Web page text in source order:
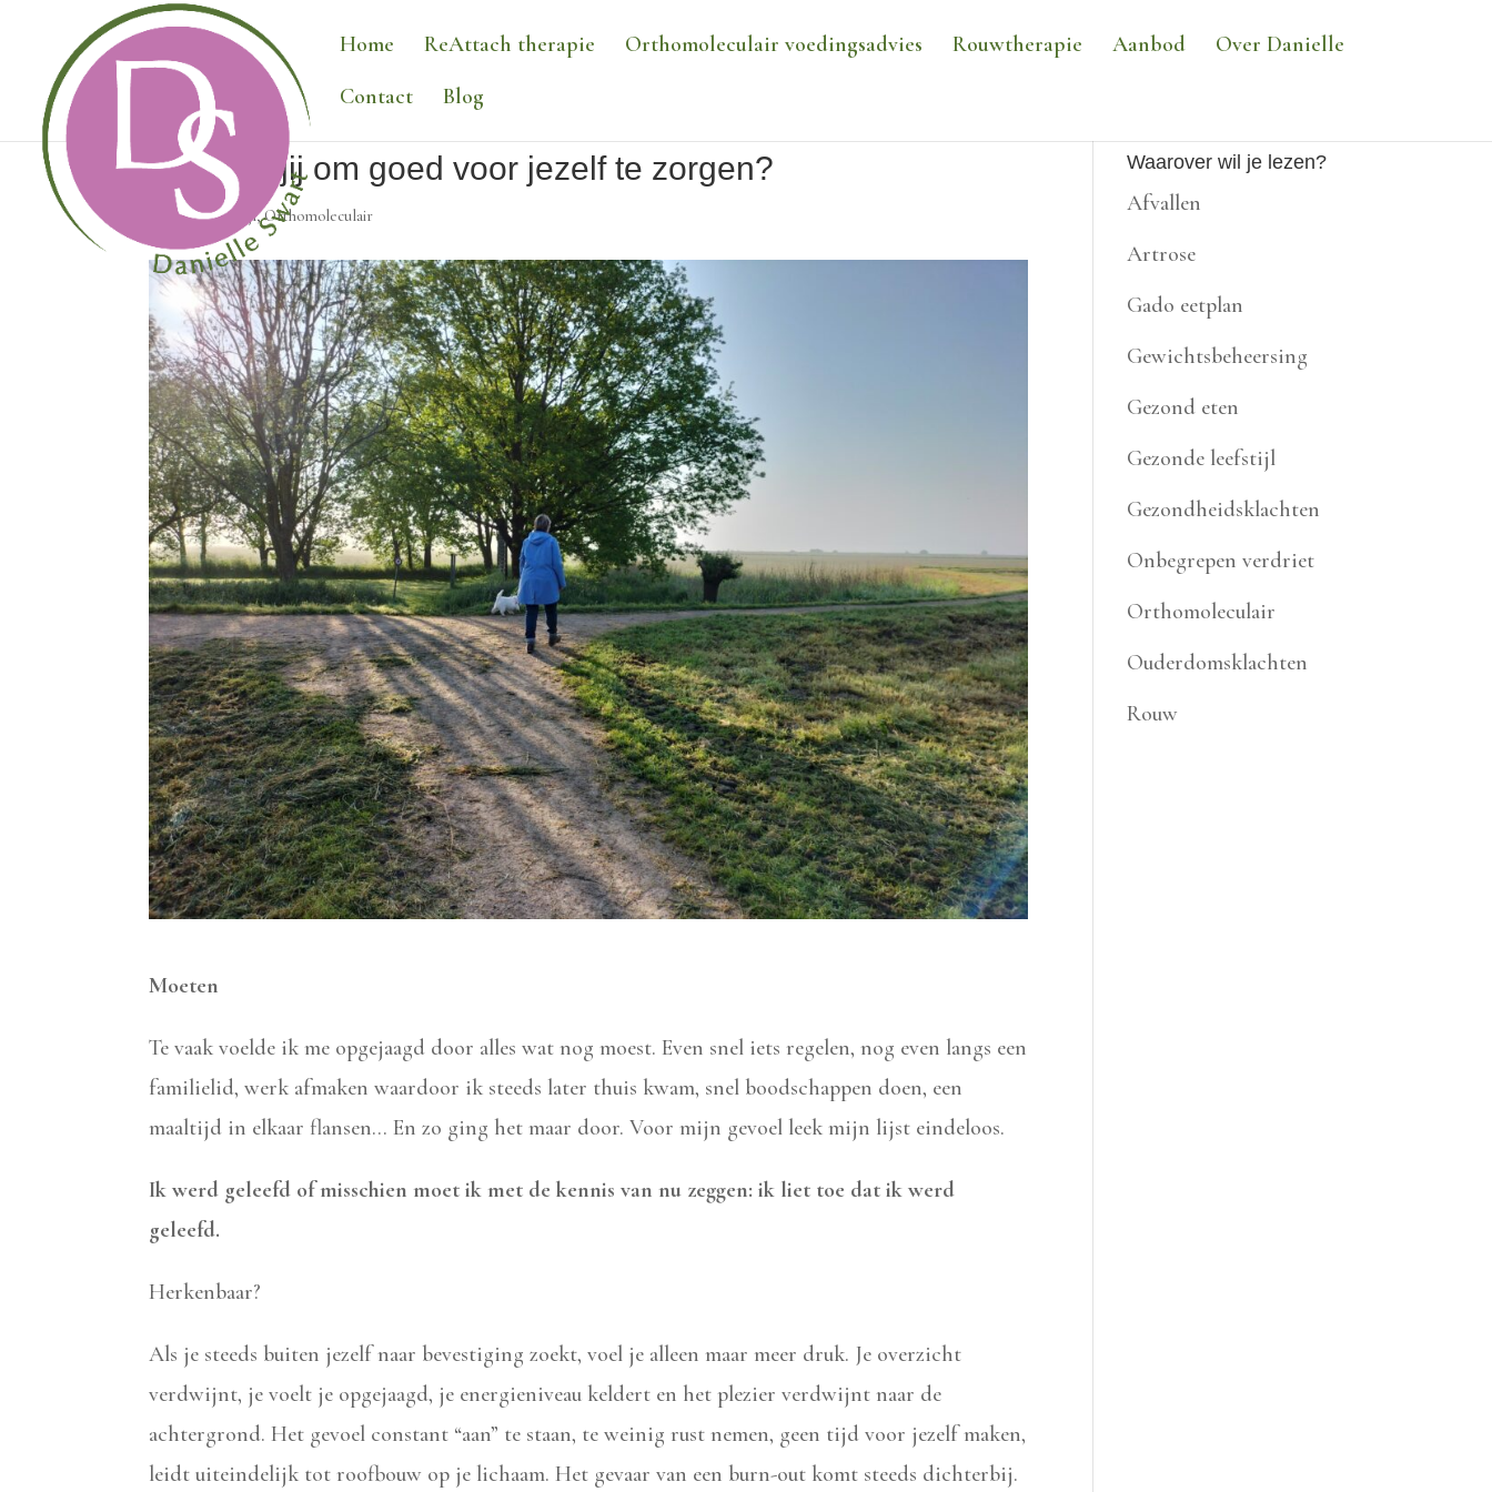
Home ReAttach therapie Orthomoleculair voedingsadvies Rouwtherapie Aanbod
Over Danielle
Contact
Blog
Wat doe jij om goed voor jezelf te zorgen?
Gezonde leefstijl,Orthomoleculair
Moeten
Te vaak voelde ik me opgejaagd door alles wat nog moest. Even snel iets regelen, nog even langs een
familielid, werk afmaken waardoor ik steeds later thuis kwam, snel boodschappen doen, een
maaltijd in elkaar flansen… En zo ging het maar door. Voor mijn gevoel leek mijn lijst eindeloos.
Ik werd geleefd of misschien moet ik met de kennis van nu zeggen: ik liet toe dat ik werd
geleefd.
Herkenbaar?
Als je steeds buiten jezelf naar bevestiging zoekt, voel je alleen maar meer druk. Je overzicht
verdwijnt, je voelt je opgejaagd, je energieniveau keldert en het plezier verdwijnt naar de
achtergrond. Het gevoel constant “aan” te staan, te weinig rust nemen, geen tijd voor jezelf maken,
leidt uiteindelijk tot roofbouw op je lichaam. Het gevaar van een burn-out komt steeds dichterbij.
Waarover wil je lezen?
Afvallen
Artrose
Gado eetplan
Gewichtsbeheersing
Gezond eten
Gezonde leefstijl
Gezondheidsklachten
Onbegrepen verdriet
Orthomoleculair
Ouderdomsklachten
Rouw